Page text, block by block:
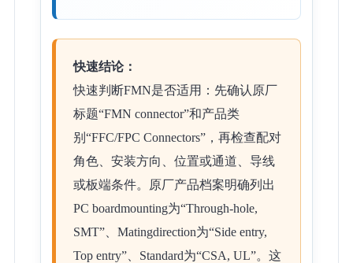
快速结论：
快速判断FMN是否适用：先确认原厂
标题“FMN connector”和产品类
别“FFC/FPC Connectors”，再检查配对
角色、安装方向、位置或通道、导线
或板端条件。原厂产品档案明确列出
PC boardmounting为“Through-hole,
SMT”、Matingdirection为“Side entry,
Top entry”、Standard为“CSA, UL”。这